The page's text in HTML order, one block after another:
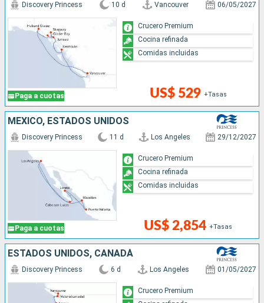
Paga a cuotas
Discovery Princess 10 d Vancouver 06/05/2027
US$ 529 +Tasas
Crucero Premium
Cocina refinada
Comidas incluidas
MÉXICO, ESTADOS UNIDOS
Paga a cuotas
Discovery Princess 11 d Los Angeles 29/12/2027
US$ 2,854 +Tasas
Crucero Premium
Cocina refinada
Comidas incluidas
ESTADOS UNIDOS, CANADÁ
Discovery Princess 6 d Los Angeles 01/05/2027
Crucero Premium